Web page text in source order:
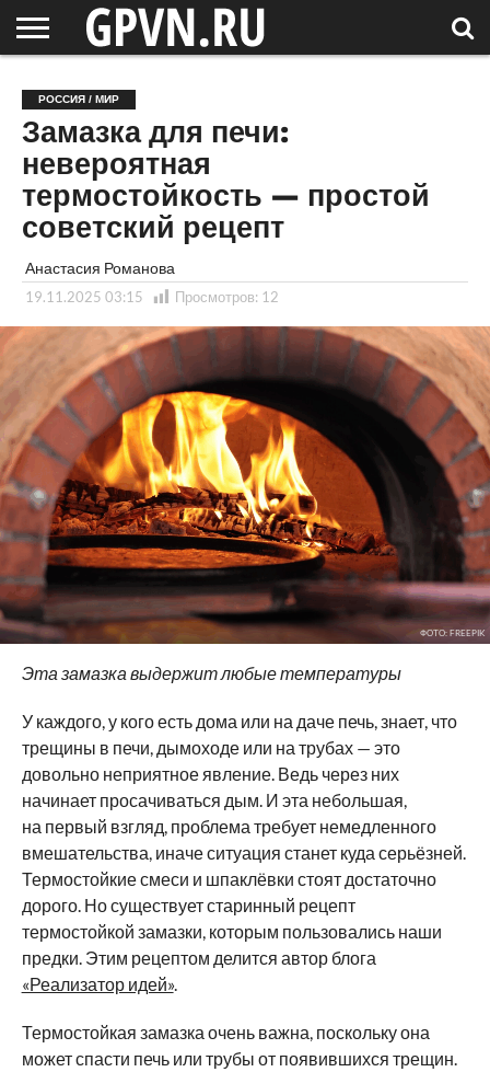
ОБЛАСТЬ
НОВОСТИ
СОСЕДЕЙ
РОССИЯ
/ МИР
СПЕЦПРОЕКТЫ
БЛОГ
СТАТЬИ
ФОТОРЕПОРТАЖИ
ИНТЕРВЬЮ
ОБЪЕКТЫ
ПОДБОРКИ
РОССИЯ / МИР
Замазка для печи:
невероятная
термостойкость — простой
советский рецепт
Анастасия Романова
19.11.2025 03:15 Просмотров: 12
ФОТО: FREEPIK
Эта замазка выдержит любые температуры
У каждого, у кого есть дома или на даче печь, знает, что
трещины в печи, дымоходе или на трубах — это
довольно неприятное явление. Ведь через них
начинает просачиваться дым. И эта небольшая,
на первый взгляд, проблема требует немедленного
вмешательства, иначе ситуация станет куда серьёзней.
Термостойкие смеси и шпаклёвки стоят достаточно
дорого. Но существует старинный рецепт
термостойкой замазки, которым пользовались наши
предки. Этим рецептом делится автор блога
«Реализатор идей».
Термостойкая замазка очень важна, поскольку она
может спасти печь или трубы от появившихся трещин.